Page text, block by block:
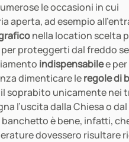
le occasioni in cui
aperta, ad esempio
nella location scelta
proteggerti dal freddo
indispensabile e per
dimenticare le regole di
soprabito unicamente nei
l’uscita dalla Chiesa o
è bene, infatti,
dovessero risultare